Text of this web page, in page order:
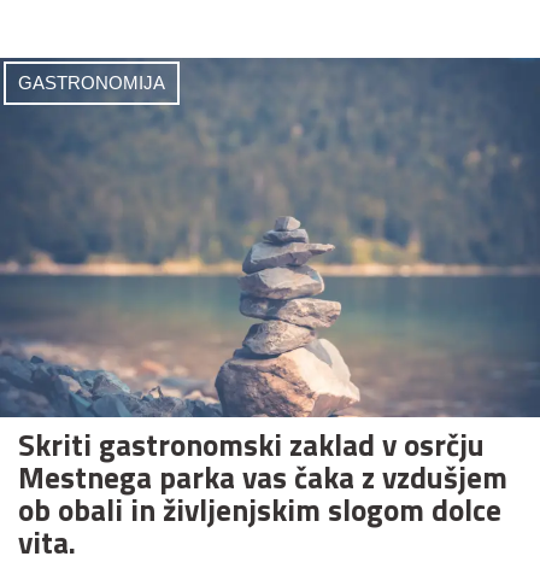
GASTRONOMIJA
Skriti gastronomski zaklad v osrčju
Mestnega parka vas čaka z vzdušjem
ob obali in življenjskim slogom dolce
vita.